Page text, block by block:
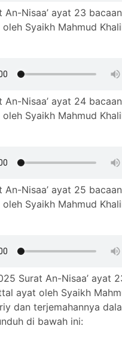
Nisaa’ ayat 23 bacaan
Syaikh Mahmud
Nisaa’ ayat 24 bacaan
Syaikh Mahmud
Nisaa’ ayat 25 bacaan
Syaikh Mahmud
Surat An-Nisaa’ ayat
ayat oleh Syaikh
dan terjemahannya
di bawah ini: